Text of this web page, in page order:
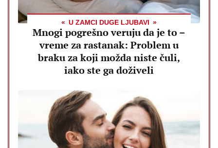
U ZAMCI DUGE LJUBAVI
Mnogi pogrešno veruju da je to –
vreme za rastanak: Problem u
braku za koji možda niste čuli,
iako ste ga doživeli